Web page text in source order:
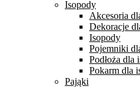
Isopody
Akcesoria
Dekoracje
Isopody
Pojemniki
Podłoża dla
Pokarm dla
Pająki